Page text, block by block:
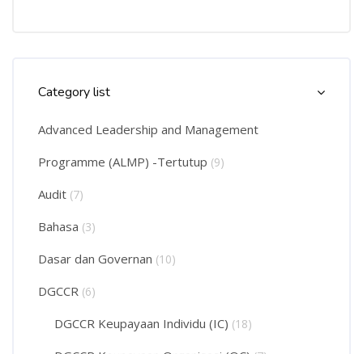
Category list
Advanced Leadership and Management
Programme (ALMP) -Tertutup (9)
Audit (7)
Bahasa (3)
Dasar dan Governan (10)
DGCCR (6)
DGCCR Keupayaan Individu (IC) (18)